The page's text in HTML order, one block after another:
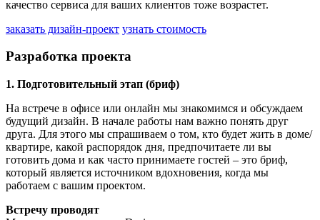
качество сервиса для ваших клиентов тоже возрастет.
заказать дизайн-проект узнать стоимость
Разработка проекта
1. Подготовительный этап (бриф)
На встрече в офисе или онлайн мы знакомимся и обсуждаем
будущий дизайн. В начале работы нам важно понять друг
друга. Для этого мы спрашиваем о том, кто будет жить в доме/
квартире, какой распорядок дня, предпочитаете ли вы
готовить дома и как часто принимаете гостей – это бриф,
который является источником вдохновения, когда мы
работаем с вашим проектом.
Встречу проводят